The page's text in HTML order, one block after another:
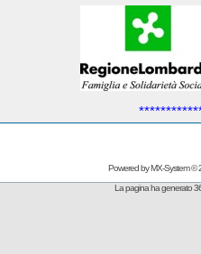
Powered byMX-System©
La pagina ha generato